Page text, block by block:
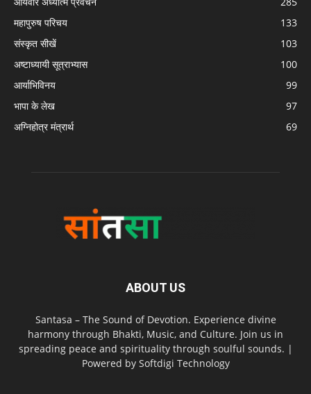
महापुरुष परिचय
133
संस्कृत सीखें
103
अष्टाध्यायी सूत्राभ्यास
100
आर्याभिविनय
99
भापा के लेख
97
अग्निहोत्र मंत्रार्थ
69
ABOUT US
Santasa – The Sound of Devotion. Experience divine
harmony through Bhakti, Music, and Culture. Join us in
spreading peace and spirituality through soulful sounds. |
Powered by Softdigi Technology